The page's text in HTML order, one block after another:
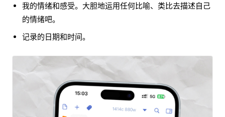
我的情绪和感受。大胆地运用任何比喻、类比去描述自己
的情绪吧。
记录的日期和时间。